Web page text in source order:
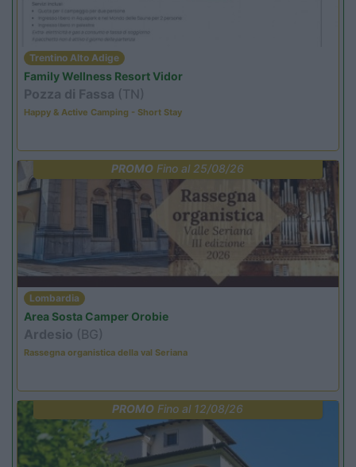
Trentino Alto Adige
Family Wellness Resort Vidor
Pozza di Fassa (TN)
Happy & Active Camping - Short Stay
PROMO Fino al 25/08/26
Lombardia
Area Sosta Camper Orobie
Ardesio (BG)
Rassegna organistica della val Seriana
PROMO Fino al 12/08/26